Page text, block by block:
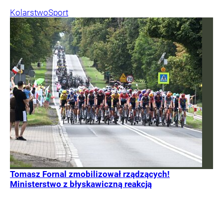
KolarstwoSport
Tomasz Fornal zmobilizował rządzących!
Ministerstwo z błyskawiczną reakcją